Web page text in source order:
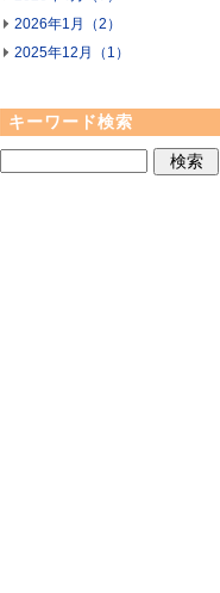
2026年1月（2）
2025年12月（1）
キーワード検索